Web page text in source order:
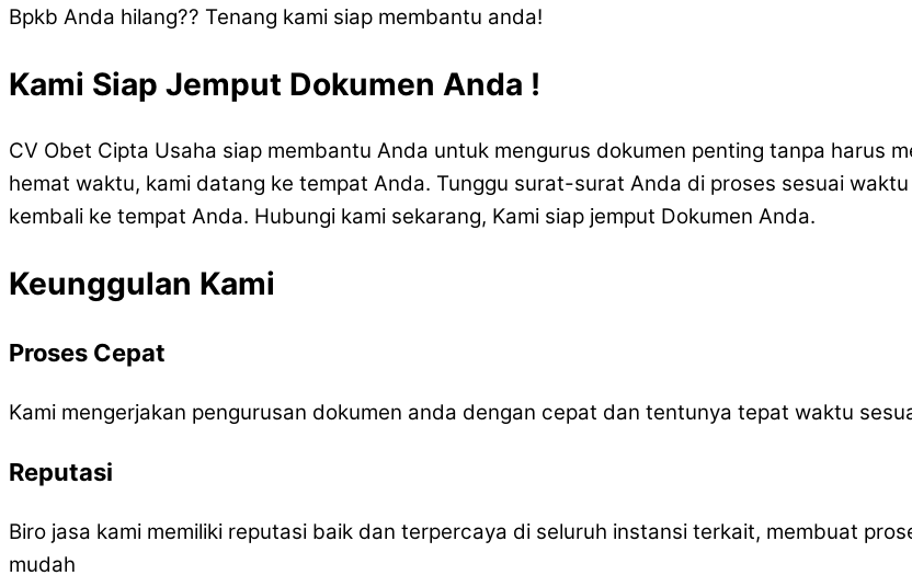
Bpkb Anda hilang?? Tenang kami siap membantu anda!
Kami Siap Jemput Dokumen Anda !
CV Obet Cipta Usaha siap membantu Anda untuk mengurus dokumen penting tanpa harus
hemat waktu, kami datang ke tempat Anda. Tunggu surat-surat Anda di proses sesuai
kembali ke tempat Anda. Hubungi kami sekarang, Kami siap jemput Dokumen Anda.
Keunggulan Kami
Proses Cepat
Kami mengerjakan pengurusan dokumen anda dengan cepat dan tentunya tepat waktu
Reputasi
Biro jasa kami memiliki reputasi baik dan terpercaya di seluruh instansi terkait, membuat
mudah